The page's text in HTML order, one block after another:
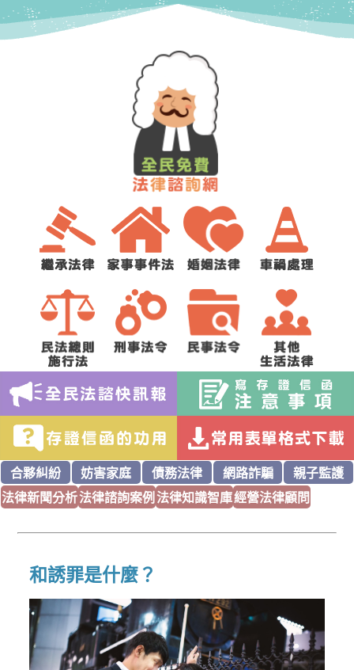
合夥糾紛 妨害家庭 債務法律 網路詐騙
親子監護
法律新聞分析法律諮詢案例法律知識智庫經營法律顧問
和誘罪是什麼？